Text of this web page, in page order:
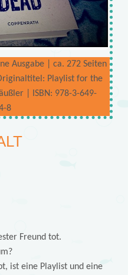
Ausgabe | ca. 272 Seiten
Playlist for the
| ISBN: 978-3-649-
8
Freund tot.
ist eine Playlist und eine